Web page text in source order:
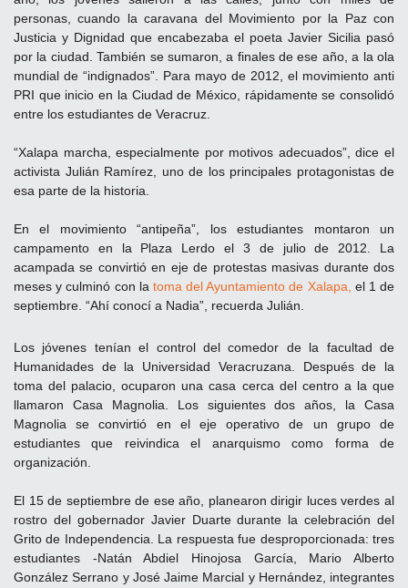
personas, cuando la caravana del Movimiento por la Paz con
Justicia y Dignidad que encabezaba el poeta Javier Sicilia pasó
por la ciudad. También se sumaron, a finales de ese año, a la ola
mundial de “indignados”. Para mayo de 2012, el movimiento anti
PRI que inicio en la Ciudad de México, rápidamente se consolidó
entre los estudiantes de Veracruz.
“Xalapa marcha, especialmente por motivos adecuados”, dice el
activista Julián Ramírez, uno de los principales protagonistas de
esa parte de la historia.
En el movimiento “antipeña”, los estudiantes montaron un
campamento en la Plaza Lerdo el 3 de julio de 2012. La
acampada se convirtió en eje de protestas masivas durante dos
meses y culminó con la toma del Ayuntamiento de Xalapa, el 1 de
septiembre. “Ahí conocí a Nadia”, recuerda Julián.
Los jóvenes tenían el control del comedor de la facultad de
Humanidades de la Universidad Veracruzana. Después de la
toma del palacio, ocuparon una casa cerca del centro a la que
llamaron Casa Magnolia. Los siguientes dos años, la Casa
Magnolia se convirtió en el eje operativo de un grupo de
estudiantes que reivindica el anarquismo como forma de
organización.
El 15 de septiembre de ese año, planearon dirigir luces verdes al
rostro del gobernador Javier Duarte durante la celebración del
Grito de Independencia. La respuesta fue desproporcionada: tres
estudiantes -Natán Abdiel Hinojosa García, Mario Alberto
González Serrano y José Jaime Marcial y Hernández, integrantes